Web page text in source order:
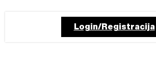
Login/Registracija